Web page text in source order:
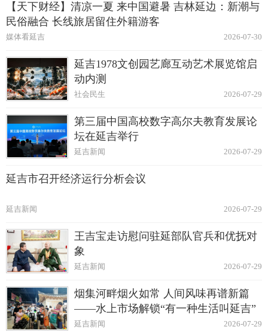
【天下财经】清凉一夏 来中国避暑 吉林延边：新潮与
民俗融合 长线旅居留住外籍游客
2026-07-30
媒体看延吉
延吉1978文创园艺廊互动艺术展览馆启
动内测
2026-07-29
社会民生
第三届中国高校数字高尔夫教育发展论
坛在延吉举行
2026-07-29
延吉新闻
延吉市召开经济运行分析会议
2026-07-29
延吉新闻
王吉宝走访慰问驻延部队官兵和优抚对
象
2026-07-29
延吉新闻
烟集河畔烟火如常 人间风味再谱新篇
——水上市场解锁“有一种生活叫延吉”
2026-07-29
延吉新闻